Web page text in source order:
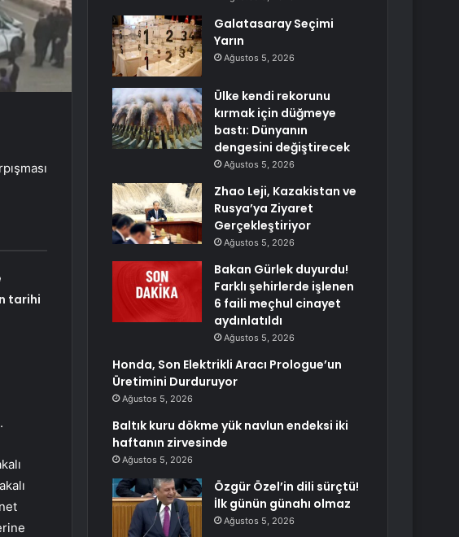
tarihi
Galatasaray Seçimi
Yarın
Ağustos 5, 2026
Ülke kendi rekorunu
kırmak için düğmeye
bastı: Dünyanın
dengesini değiştirecek
Ağustos 5, 2026
Zhao Leji, Kazakistan ve
Rusya’ya Ziyaret
Gerçekleştiriyor
Ağustos 5, 2026
Bakan Gürlek duyurdu!
Farklı şehirlerde işlenen
6 faili meçhul cinayet
aydınlatıldı
Ağustos 5, 2026
Honda, Son Elektrikli Aracı Prologue’un
Üretimini Durduruyor
Ağustos 5, 2026
Baltık kuru dökme yük navlun endeksi iki
haftanın zirvesinde
Ağustos 5, 2026
Özgür Özel’in dili sürçtü!
İlk günün günahı olmaz
Ağustos 5, 2026